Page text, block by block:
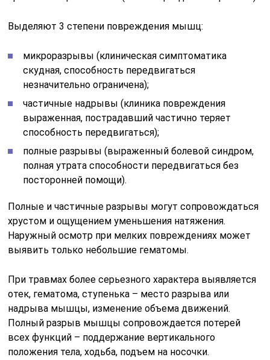
Выделяют 3 степени повреждения мышц:
микроразрывы (клиническая симптоматика
скудная, способность передвигаться
незначительно ограничена);
частичные надрывы (клиника повреждения
выраженная, пострадавший частично теряет
способность передвигаться);
полные разрывы (выраженный болевой синдром,
полная утрата способности передвигаться без
посторонней помощи).
Полные и частичные разрывы могут сопровождаться
хрустом и ощущением уменьшения натяжения.
Наружный осмотр при мелких повреждениях может
выявить только небольшие гематомы.
При травмах более серьезного характера выявляется
отек, гематома, ступенька – место разрыва или
надрыва мышцы, изменение объема движений.
Полный разрыв мышцы сопровождается потерей
всех функций – поддержание вертикального
положения тела, ходьба, подъем на носочки.